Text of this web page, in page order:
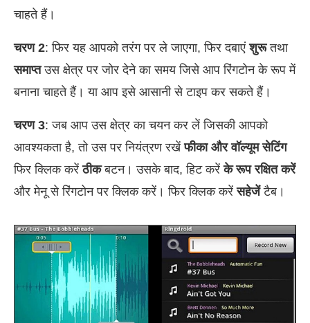
चाहते हैं।
चरण 2: फिर यह आपको तरंग पर ले जाएगा, फिर दबाएंशुरूतथा
समाप्तउस क्षेत्र पर जोर देने का समय जिसे आप रिंगटोन के रूप में
बनाना चाहते हैं। या आप इसे आसानी से टाइप कर सकते हैं।
चरण 3: जब आप उस क्षेत्र का चयन कर लें जिसकी आपको
आवश्यकता है, तो उस पर नियंत्रण रखेंफीका और वॉल्यूम सेटिंग
फिर क्लिक करेंठीकबटन। उसके बाद, हिट करेंके रूप रक्षित करें
और मेनू से रिंगटोन पर क्लिक करें। फिर क्लिक करेंसहेजेंटैब।